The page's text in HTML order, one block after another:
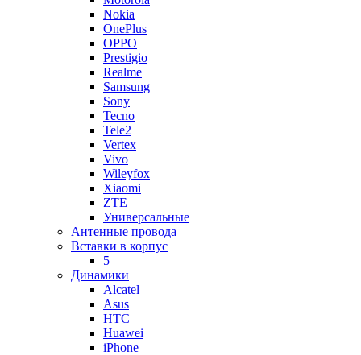
Nokia
OnePlus
OPPO
Prestigio
Realme
Samsung
Sony
Tecno
Tele2
Vertex
Vivo
Wileyfox
Xiaomi
ZTE
Универсальные
Антенные провода
Вставки в корпус
5
Динамики
Alcatel
Asus
HTC
Huawei
iPhone